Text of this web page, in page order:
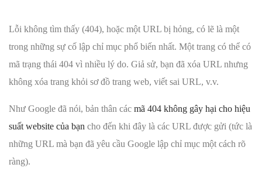
Lỗi không tìm thấy (404), hoặc một URL bị hỏng, có lẽ là một
trong những sự cố lập chỉ mục phổ biến nhất. Một trang có thể có
mã trạng thái 404 vì nhiều lý do. Giả sử, bạn đã xóa URL nhưng
không xóa trang khỏi sơ đồ trang web, viết sai URL, v.v.
Như Google đã nói, bản thân các mã 404 không gây hại cho hiệu
suất website của bạn cho đến khi đây là các URL được gửi (tức là
những URL mà bạn đã yêu cầu Google lập chỉ mục một cách rõ
ràng).